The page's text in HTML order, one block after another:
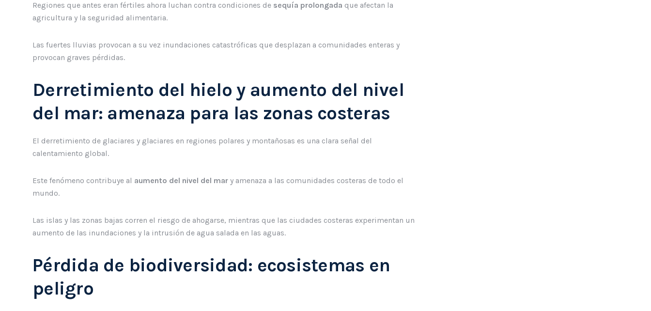
Regiones que antes eran fértiles ahora luchan contra condiciones de sequía prolongada que afectan la
agricultura y la seguridad alimentaria.
Las fuertes lluvias provocan a su vez inundaciones catastróficas que desplazan a comunidades enteras y
provocan graves pérdidas.
Derretimiento del hielo y aumento del nivel
del mar: amenaza para las zonas costeras
El derretimiento de glaciares y glaciares en regiones polares y montañosas es una clara señal del
calentamiento global.
Este fenómeno contribuye al aumento del nivel del mar y amenaza a las comunidades costeras de todo el
mundo.
Las islas y las zonas bajas corren el riesgo de ahogarse, mientras que las ciudades costeras experimentan un
aumento de las inundaciones y la intrusión de agua salada en las aguas.
Pérdida de biodiversidad: ecosistemas en
peligro